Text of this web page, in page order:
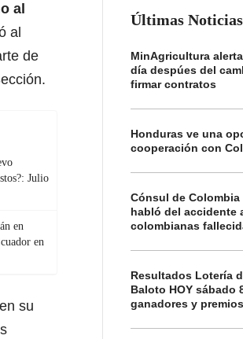
al
al
de
Julio
en
en
su
Últimas Noticias
MinAgricultura
día despúes del
firmar contratos
Honduras ve una
cooperación con
Cónsul de
habló del accidente
colombianas
Resultados Lotería
Baloto HOY sábado
ganadores y premios